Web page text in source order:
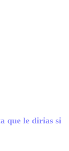
que le dirias si